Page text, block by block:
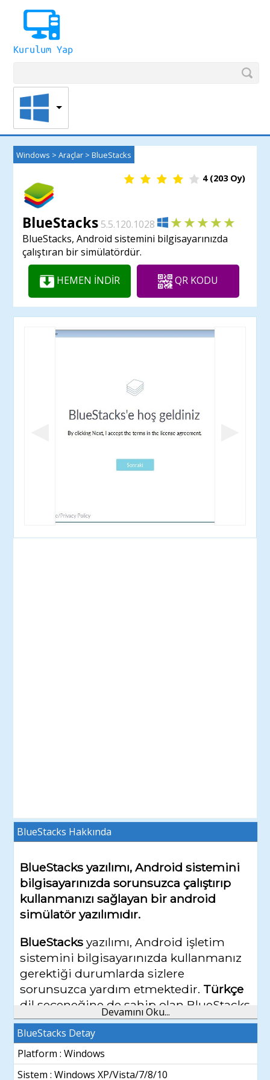
Windows >Araçlar >BlueStacks
4(203Oy)
BlueStacks 5.5.120.1028
BlueStacks, Android sistemini bilgisayarınızda
çalıştıran bir simülatördür.
HEMEN İNDİR QR KODU
BlueStacks Hakkında
BlueStacks yazılımı, Android sistemini
bilgisayarınızda sorunsuzca çalıştırıp
kullanmanızı sağlayan bir android
simülatör yazılımıdır.
BlueStacks yazılımı, Android işletim
sistemini bilgisayarınızda kullanmanız
gerektiği durumlarda sizlere
sorunsuzca yardım etmektedir. Türkçe
dil seçeneğine de sahip olan BlueStacks
yazılımı, sürekli güncellenen ve kullanıcı
dostu olmayı hedefleyen bir simülatör
yazılımıdır.Ücretsiz
simülatör yazılımı maalesef reklamlar
Devamını Oku...
BlueStacks Detay
Platform : Windows
Sistem :Windows XP/Vista/7/8/10